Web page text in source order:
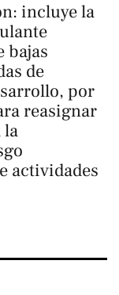
incluye la
bajas
de
por
reasignar
la
actividades